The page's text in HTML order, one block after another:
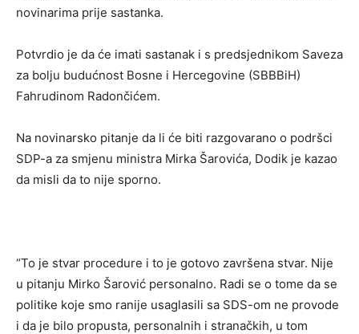
novinarima prije sastanka.
Potvrdio je da će imati sastanak i s predsjednikom Saveza
za bolju budućnost Bosne i Hercegovine (SBBBiH)
Fahrudinom Radončićem.
Na novinarsko pitanje da li će biti razgovarano o podršci
SDP-a za smjenu ministra Mirka Šarovića, Dodik je kazao
da misli da to nije sporno.
“To je stvar procedure i to je gotovo završena stvar. Nije
u pitanju Mirko Šarović personalno. Radi se o tome da se
politike koje smo ranije usaglasili sa SDS-om ne provode
i da je bilo propusta, personalnih i stranačkih, u tom